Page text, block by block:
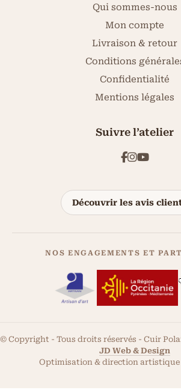
Qui sommes-nous
Mon compte
Livraison & retour
Conditions
Confidentialité
Mentions légales
Suivre l’atelier
Découvrir les avis
NOS ENGAGEMENTS ET
© Copyright - Tous droits réservés - Cuir
JD Web & Design
Optimisation & direction artistique